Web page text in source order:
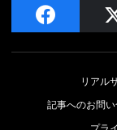
リアル
記事へのお問